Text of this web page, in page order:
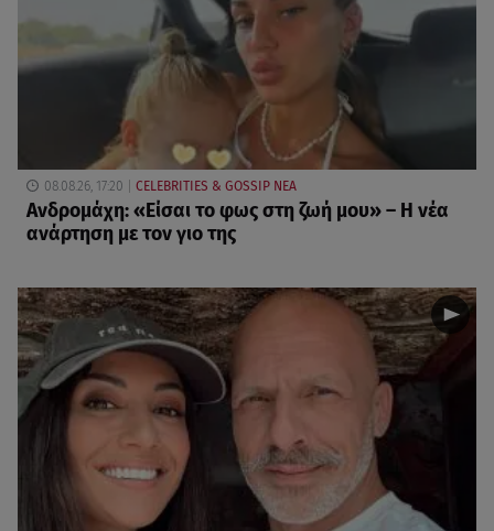
08.08.26, 17:20 CELEBRITIES & GOSSIP ΝΕΑ
Ανδρομάχη: «Είσαι το φως στη ζωή μου» – Η νέα
ανάρτηση με τον γιο της